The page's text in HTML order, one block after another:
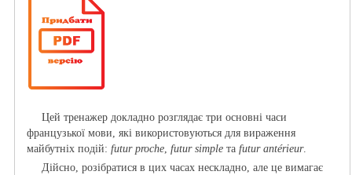
Цей тренажер докладно розглядає три основні часи
французької мови, які використовуються для вираження
майбутніх подій: futur proche, futur simple та futur antérieur.
Дійсно, розібратися в цих часах нескладно, але це вимагає